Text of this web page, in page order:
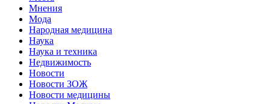
Мнения
Мода
Народная медицина
Наука
Наука и техника
Недвижимость
Новости
Новости ЗОЖ
Новости медицины